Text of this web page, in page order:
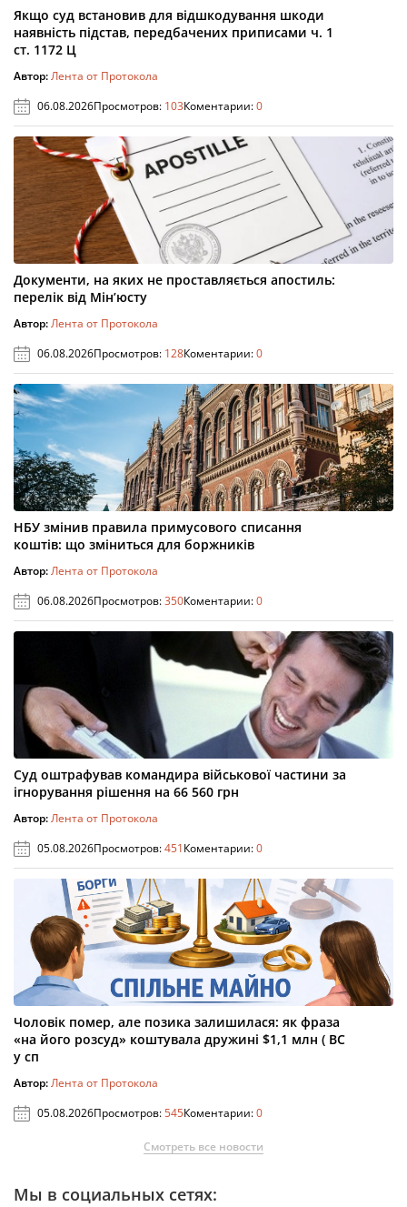
Якщо суд встановив для відшкодування шкоди
наявність підстав, передбачених приписами ч. 1
ст. 1172 Ц
Автор:Лента от Протокола
06.08.2026Просмотров: 103Коментарии:0
Документи, на яких не проставляється апостиль:
перелік від Мін’юсту
Автор:Лента от Протокола
06.08.2026Просмотров: 128Коментарии:0
НБУ змінив правила примусового списання
коштів: що зміниться для боржників
Автор:Лента от Протокола
06.08.2026Просмотров:350Коментарии:0
Суд оштрафував командира військової частини за
ігнорування рішення на 66 560 грн
Автор:Лента от Протокола
05.08.2026Просмотров:451Коментарии:0
Чоловік помер, але позика залишилася: як фраза
«на його розсуд» коштувала дружині $1,1 млн ( ВС
у сп
Автор:Лента от Протокола
05.08.2026Просмотров:545Коментарии:0
Смотреть все новости
Мы в социальных сетях: